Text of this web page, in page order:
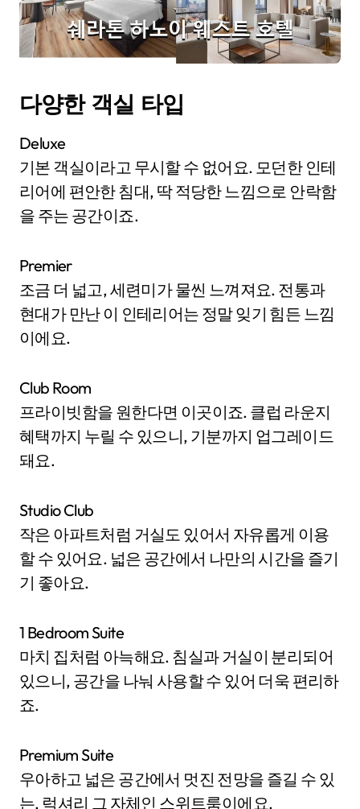
다양한 객실 타입
Deluxe
기본 객실이라고 무시할 수 없어요. 모던한 인테
리어에 편안한 침대, 딱 적당한 느낌으로 안락함
을 주는 공간이죠.
Premier
조금 더 넓고, 세련미가 물씬 느껴져요. 전통과
현대가 만난 이 인테리어는 정말 잊기 힘든 느낌
이에요.
Club Room
프라이빗함을 원한다면 이곳이죠. 클럽 라운지
혜택까지 누릴 수 있으니, 기분까지 업그레이드
돼요.
Studio Club
작은 아파트처럼 거실도 있어서 자유롭게 이용
할 수 있어요. 넓은 공간에서 나만의 시간을 즐기
기 좋아요.
1 Bedroom Suite
마치 집처럼 아늑해요. 침실과 거실이 분리되어
있으니, 공간을 나눠 사용할 수 있어 더욱 편리하
죠.
Premium Suite
우아하고 넓은 공간에서 멋진 전망을 즐길 수 있
는, 럭셔리 그 자체인 스위트룸이에요.